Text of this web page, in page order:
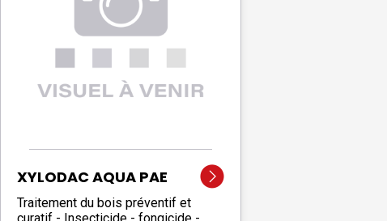
XYLODAC AQUA PAE
Traitement du bois préventif et